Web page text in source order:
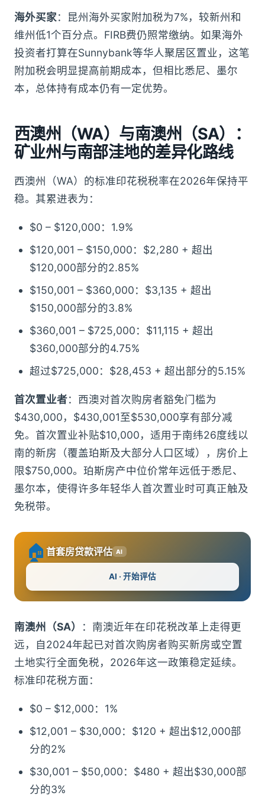
海外买家：昆州海外买家附加税为7%，较新州和
维州低1个百分点。FIRB费仍照常缴纳。如果海外
投资者打算在Sunnybank等华人聚居区置业，这笔
附加税会明显提高前期成本，但相比悉尼、墨尔
本，总体持有成本仍有一定优势。
西澳州（WA）与南澳州（SA）：
矿业州与南部洼地的差异化路线
西澳州（WA）的标准印花税税率在2026年保持平
稳。其累进表为：
$0 – $120,000：1.9%
$120,001 – $150,000：$2,280 + 超出
$120,000部分的2.85%
$150,001 – $360,000：$3,135 + 超出
$150,000部分的3.8%
$360,001 – $725,000：$11,115 + 超出
$360,000部分的4.75%
超过$725,000：$28,453 + 超出部分的5.15%
首次置业者：西澳对首次购房者豁免门槛为
$430,000，$430,001至$530,000享有部分减
免。首次置业补贴$10,000，适用于南纬26度线以
南的新房（覆盖珀斯及大部分人口区域），房价上
限$750,000。珀斯房产中位价常年远低于悉尼、
墨尔本，使得许多年轻华人首次置业时可真正触及
免税带。
🏠 首套房贷款评估 AI
AI · 开始评估
南澳州（SA）
：南澳近年在印花税改革上走得更
远，自2024年起已对首次购房者购买新房或空置
土地实行全面免税，2026年这一政策稳定延续。
标准印花税方面：
$0 – $12,000：1%
$12,001 – $30,000：$120 + 超出$12,000部
分的2%
$30,001 – $50,000：$480 + 超出$30,000部
分的3%